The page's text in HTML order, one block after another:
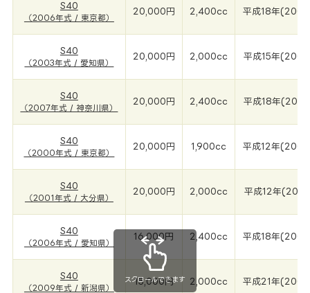
S40
（2006年式 / 東京都）
20,000円 2,400cc 平成18年
S40
（2003年式 / 愛知県）
20,000円 2,000cc 平成15年
S40
（2007年式 / 神奈川県）
20,000円 2,400cc 平成18年
S40
（2000年式 / 東京都）
20,000円 1,900cc 平成12年
S40
（2001年式 / 大分県）
20,000円 2,000cc 平成12年
S40
（2006年式 / 愛知県）
16,000円 2,400cc 平成18年
S40
（2009年式 / 新潟県）
15,000円 2,000cc 平成21年
スクロールできます